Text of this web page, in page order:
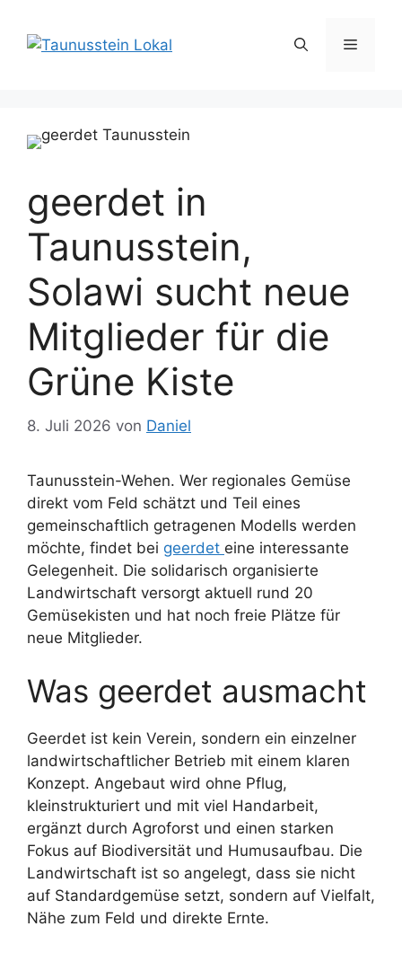
Inhalt
springen
Menü
geerdet in
Taunusstein,
Solawi sucht neue
Mitglieder für die
Grüne Kiste
8. Juli 2026 von Daniel
Taunusstein-Wehen. Wer regionales Gemüse
direkt vom Feld schätzt und Teil eines
gemeinschaftlich getragenen Modells werden
möchte, findet bei geerdet eine interessante
Gelegenheit. Die solidarisch organisierte
Landwirtschaft versorgt aktuell rund 20
Gemüsekisten und hat noch freie Plätze für
neue Mitglieder.
Was geerdet ausmacht
Geerdet ist kein Verein, sondern ein einzelner
landwirtschaftlicher Betrieb mit einem klaren
Konzept. Angebaut wird ohne Pflug,
kleinstrukturiert und mit viel Handarbeit,
ergänzt durch Agroforst und einen starken
Fokus auf Biodiversität und Humusaufbau. Die
Landwirtschaft ist so angelegt, dass sie nicht
auf Standardgemüse setzt, sondern auf Vielfalt,
Nähe zum Feld und direkte Ernte.